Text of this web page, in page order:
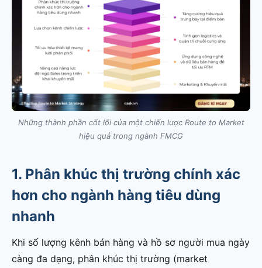
Những thành phần cốt lõi của một chiến lược Route to Market
hiệu quả trong ngành FMCG
1. Phân khúc thị trường chính xác
hơn cho ngành hàng tiêu dùng
nhanh
Khi số lượng kênh bán hàng và hồ sơ người mua ngày
càng đa dạng, phân khúc thị trường (market